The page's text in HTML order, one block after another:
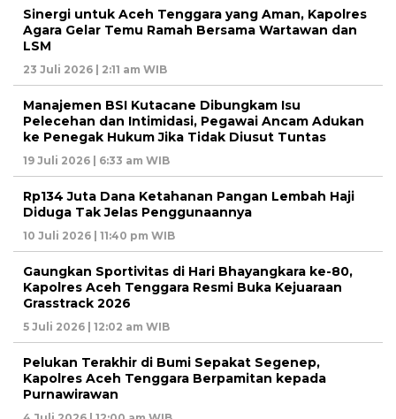
Sinergi untuk Aceh Tenggara yang Aman, Kapolres
Agara Gelar Temu Ramah Bersama Wartawan dan
LSM
23 Juli 2026 | 2:11 am WIB
Manajemen BSI Kutacane Dibungkam Isu
Pelecehan dan Intimidasi, Pegawai Ancam Adukan
ke Penegak Hukum Jika Tidak Diusut Tuntas
19 Juli 2026 | 6:33 am WIB
Rp134 Juta Dana Ketahanan Pangan Lembah Haji
Diduga Tak Jelas Penggunaannya
10 Juli 2026 | 11:40 pm WIB
Gaungkan Sportivitas di Hari Bhayangkara ke-80,
Kapolres Aceh Tenggara Resmi Buka Kejuaraan
Grasstrack 2026
5 Juli 2026 | 12:02 am WIB
Pelukan Terakhir di Bumi Sepakat Segenep,
Kapolres Aceh Tenggara Berpamitan kepada
Purnawirawan